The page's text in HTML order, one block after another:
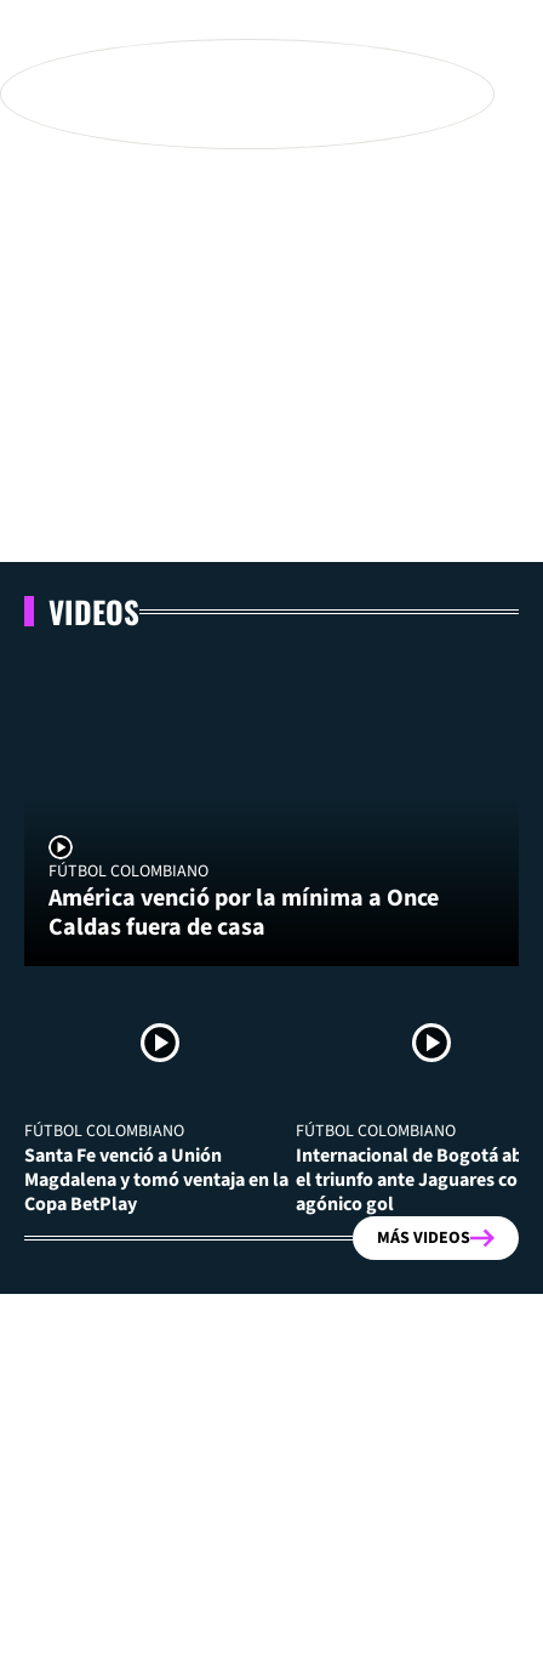
VIDEOS
FÚTBOL COLOMBIANO
América venció por la mínima a Once
Caldas fuera de casa
FÚTBOL COLOMBIANO
Santa Fe venció a Unión
Magdalena y tomó ventaja en la
Copa BetPlay
FÚTBOL COLOMBIANO
Internacional de Bogotá
el triunfo ante Jaguares con
agónico gol
MÁS VIDEOS